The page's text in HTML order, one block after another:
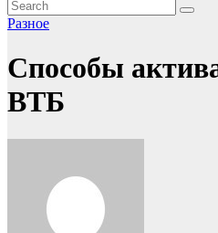
Разное
Способы
ВТБ